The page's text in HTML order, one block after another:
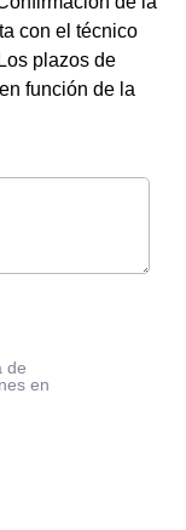
con el técnico
plazos de
función de la
de
en